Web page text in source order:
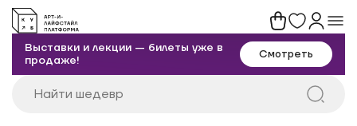
Выставки и лекции — билеты уже в
продаже!
Смотреть